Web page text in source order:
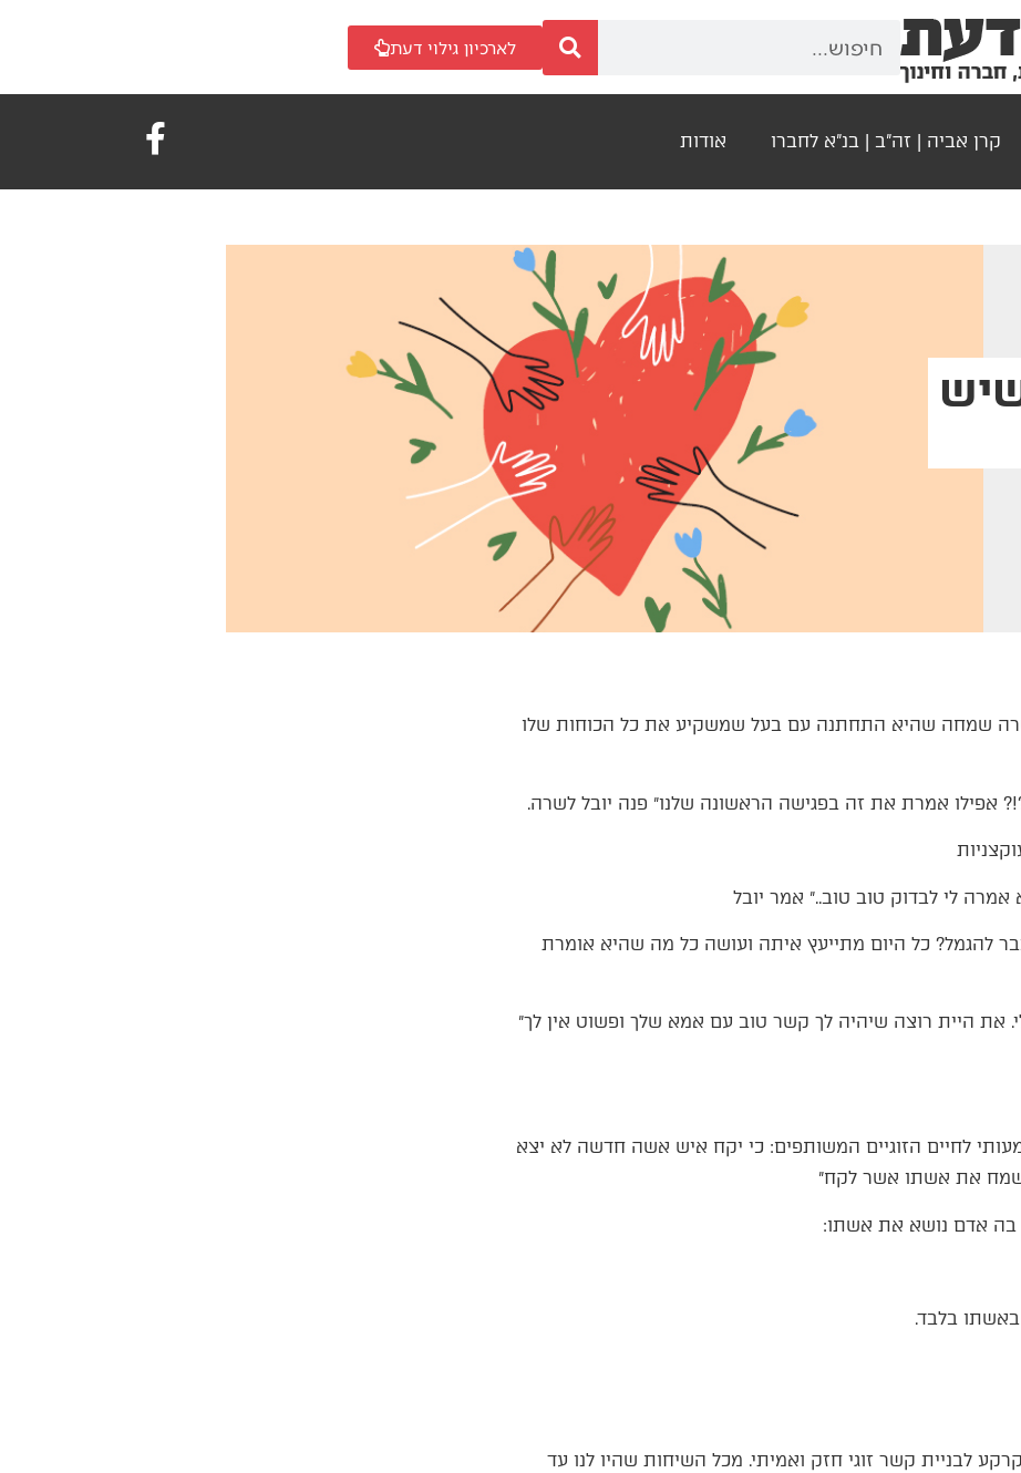
לארכיון גילוי דעת
קרן אביה | זה"ב | בנ"א לחברו אודות
ששרה שמחה שהיא התחתנה עם בעל שמשקיע את כל הכוחות שלו
אמרת את זה בפגישה הראשונה שלנו״ פנה יובל לשרה.
לי לבדוק טוב טוב..״ אמר יובל
להגמל? כל היום מתייעץ איתה ועושה כל מה שהיא אומרת
היית רוצה שיהיה לך קשר טוב עם אמא שלך ופשוט אין לך״
לחיים הזוגיים המשותפים: כי יקח איש אשה חדשה לא יצא
ושמח את אשתו אשר לקח״
בה אדם נושא את אשתו:
בלבד.
לבניית קשר זוגי חזק ואמיתי. מכל השיחות שהיו לנו עד